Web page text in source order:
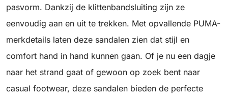
pasvorm. Dankzij de klittenbandsluiting zijn ze
eenvoudig aan en uit te trekken. Met opvallende PUMA-
merkdetails laten deze sandalen zien dat stijl en
comfort hand in hand kunnen gaan. Of je nu een dagje
naar het strand gaat of gewoon op zoek bent naar
casual footwear, deze sandalen bieden de perfecte